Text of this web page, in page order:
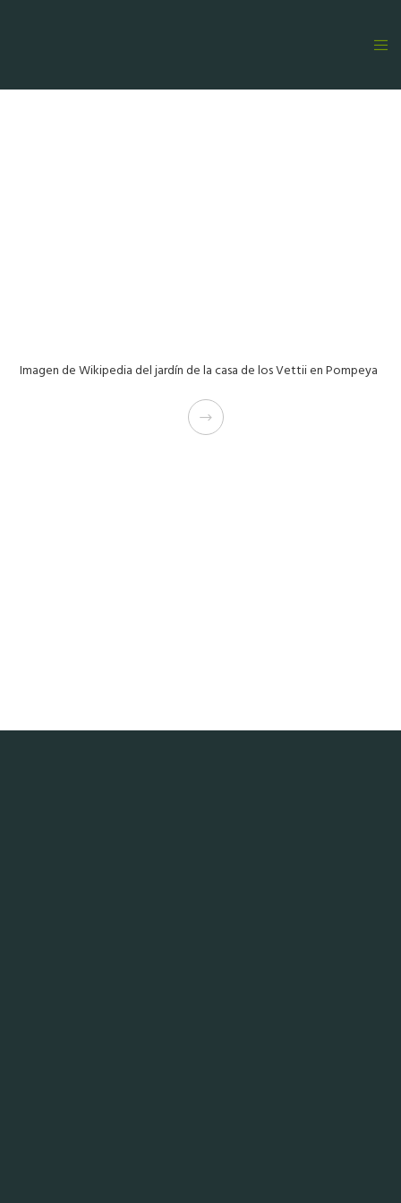
Imagen de Wikipedia del jardín de la casa de los Vettii en Pompeya